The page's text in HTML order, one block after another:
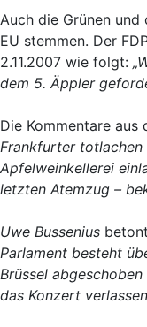
Auch die Grünen
EU stemmen. Der
2.11.2007 wie folgt:
dem 5. Äppler
Die Kommentare
Frankfurter totlachen
Apfelweinkellerei
letzten Atemzug –
Uwe Bussenius
Parlament besteht
Brüssel
das Konzert